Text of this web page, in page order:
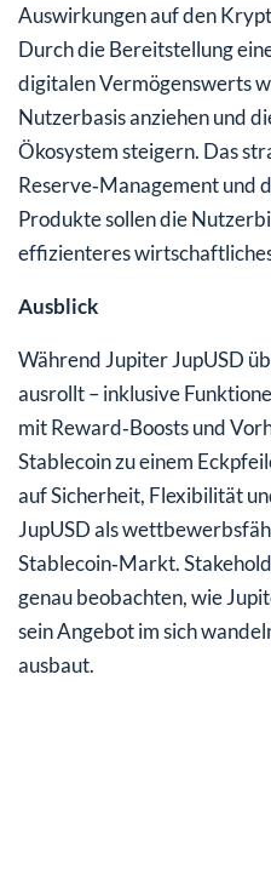
Auswirkungen auf den
Durch die Bereitstellung
digitalen Vermögenswerts
Nutzerbasis anziehen und
Ökosystem steigern. Das
Reserve‑Management und
Produkte sollen die
effizienteres
Ausblick
Während Jupiter JupUSD
ausrollt – inklusive
mit Reward‑Boosts und
Stablecoin zu einem
auf Sicherheit, Flexibilität
JupUSD als
Stablecoin‑Markt.
genau beobachten, wie
sein Angebot im sich
ausbaut.